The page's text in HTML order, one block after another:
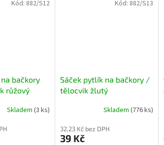
bačkory
růžový
Skladem (3 ks)
Kód: 882/S12
Sáček pytlík na bačkory /
tělocvik žlutý
Skladem(776 ks)
32,23 Kč bez DPH
39 Kč
Kód: 882/S13